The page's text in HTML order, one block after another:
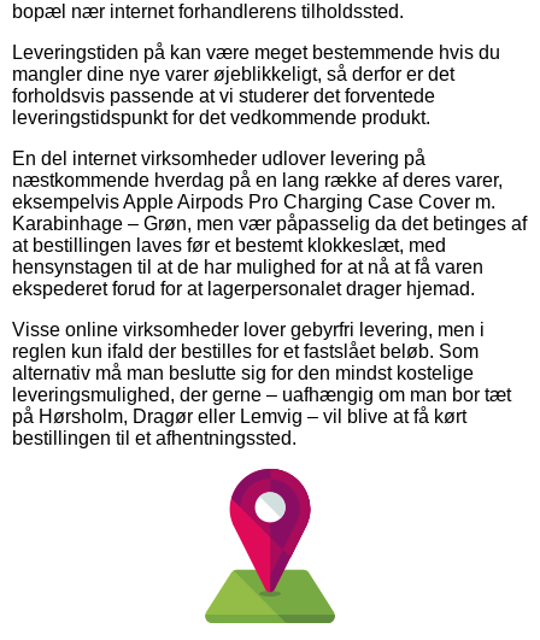
bopæl nær internet forhandlerens tilholdssted.
Leveringstiden på kan være meget bestemmende hvis du
mangler dine nye varer øjeblikkeligt, så derfor er det
forholdsvis passende at vi studerer det forventede
leveringstidspunkt for det vedkommende produkt.
En del internet virksomheder udlover levering på
næstkommende hverdag på en lang række af deres varer,
eksempelvis Apple Airpods Pro Charging Case Cover m.
Karabinhage – Grøn, men vær påpasselig da det betinges af
at bestillingen laves før et bestemt klokkeslæt, med
hensynstagen til at de har mulighed for at nå at få varen
ekspederet forud for at lagerpersonalet drager hjemad.
Visse online virksomheder lover gebyrfri levering, men i
reglen kun ifald der bestilles for et fastslået beløb. Som
alternativ må man beslutte sig for den mindst kostelige
leveringsmulighed, der gerne – uafhængig om man bor tæt
på Hørsholm, Dragør eller Lemvig – vil blive at få kørt
bestillingen til et afhentningssted.